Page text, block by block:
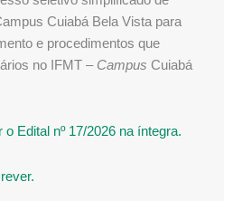
Cuiabá Bela Vista para
e procedimentos que
no IFMT – Campus Cuiabá
Edital nº 17/2026 na íntegra.